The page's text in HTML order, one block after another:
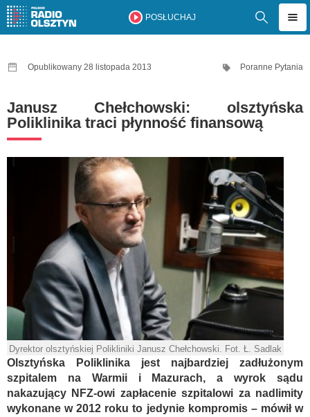
POSŁUCHAJ
Opublikowany 28 listopada 2013 Poranne Pytania
Janusz Chełchowski: olsztyńska
Poliklinika traci płynność finansową
Dyrektor olsztyńskiej Polikliniki Janusz Chełchowski. Fot. Ł. Sadlak
Olsztyńska Poliklinika jest najbardziej zadłużonym
szpitalem na Warmii i Mazurach, a wyrok sądu
nakazujący NFZ-owi zapłacenie szpitalowi za nadlimity
wykonane w 2012 roku to jedynie kompromis – mówił w